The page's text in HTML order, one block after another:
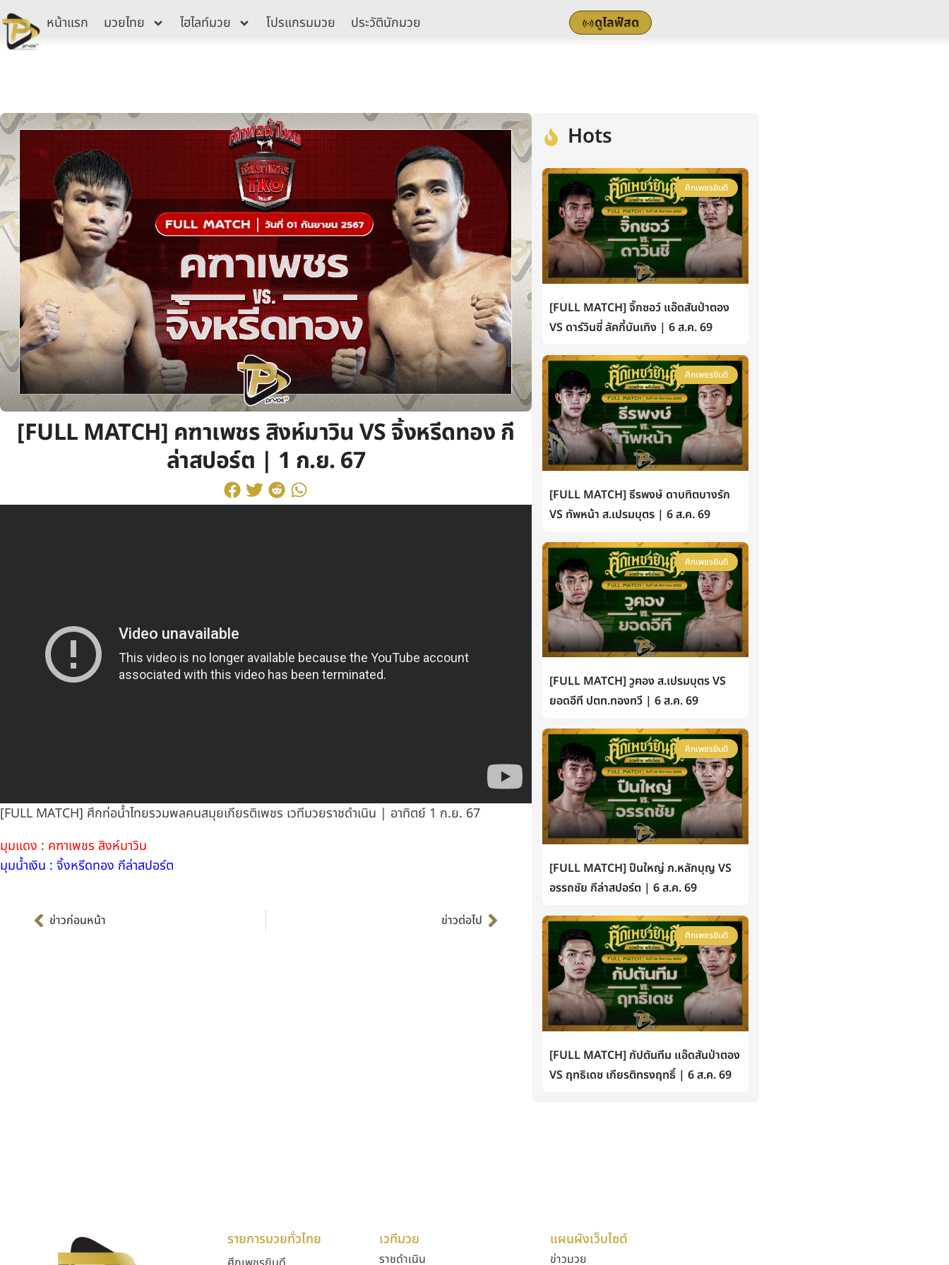
Skip
to
content
หน้าแรก มวยไทย ไฮไลท์มวย โปรแกรมมวย ประวัตินักมวย ดูไลฟ์สด
[FULL MATCH] คฑาเพชร สิงห์มาวิน VS จิ้งหรีดทอง กี
ล่าสปอร์ต | 1 ก.ย. 67
[FULL MATCH] ศึกท่อน้ำไทยรวมพลคนสมุยเกียรติเพชร เวทีมวยราชดำเนิน | อาทิตย์ 1 ก.ย. 67
มุมแดง : คฑาเพชร สิงห์มาวิน
มุมน้ำเงิน : จิ้งหรีดทอง กีล่าสปอร์ต
ข่าวก่อนหน้า ข่าวต่อไป
Hots
ศึกเพชรยินดี
[FULL MATCH] จิ๊กซอว์ แอ๊ดสันป่าตอง
VS ดาร์วินซี่ ลัคกี้บันเทิง | 6 ส.ค. 69
ศึกเพชรยินดี
[FULL MATCH] ธีรพงษ์ ดาบทิตบางรัก
VS ทัพหน้า ส.เปรมบุตร | 6 ส.ค. 69
ศึกเพชรยินดี
[FULL MATCH] วูฅอง ส.เปรมบุตร VS
ยอดอีที ปตท.ทองทวี | 6 ส.ค. 69
ศึกเพชรยินดี
[FULL MATCH] ปืนใหญ่ ภ.หลักบุญ VS
อรรถชัย กีล่าสปอร์ต | 6 ส.ค. 69
ศึกเพชรยินดี
[FULL MATCH] กัปตันทีม แอ๊ดสันป่าตอง
VS ฤทธิเดช เกียรติทรงฤทธิ์ | 6 ส.ค. 69
รายการมวยทั่วไทย เวทีมวย
ราชดำเนิน
แผนผังเว็บไซต์
ข่าวมวย